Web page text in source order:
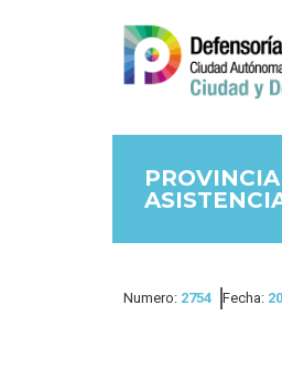
Numero: 2754 Fecha: